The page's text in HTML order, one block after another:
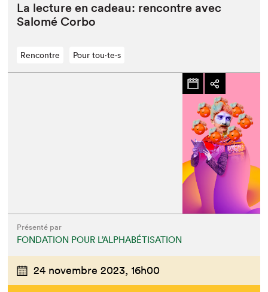
La lec­ture en cadeau: ren­con­tre avec
Salomé Corbo
Rencontre Pour tou⋅te⋅s
Présenté par
FONDATION POUR L’ALPHABÉTISATION
24 novembre 2023, 16h00